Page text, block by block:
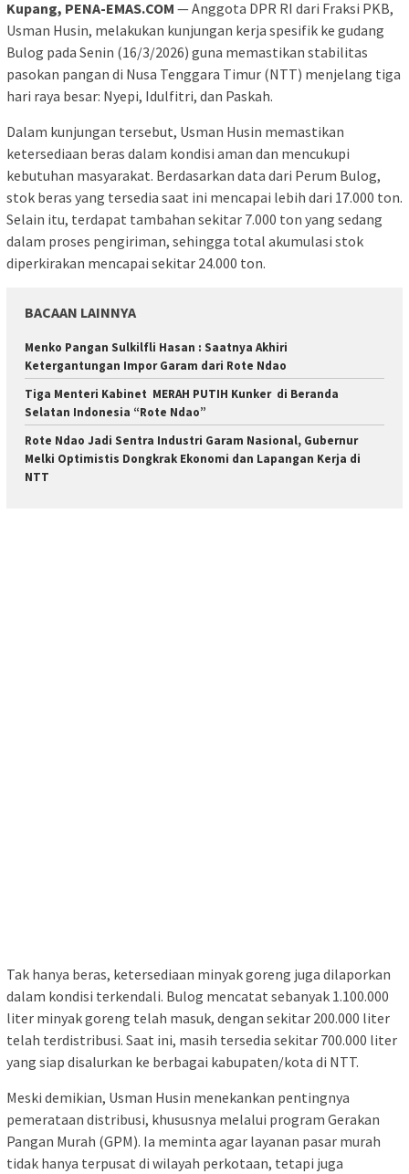
Kupang, PENA-EMAS.COM — Anggota DPR RI dari Fraksi PKB,
Usman Husin, melakukan kunjungan kerja spesifik ke gudang
Bulog pada Senin (16/3/2026) guna memastikan stabilitas
pasokan pangan di Nusa Tenggara Timur (NTT) menjelang tiga
hari raya besar: Nyepi, Idulfitri, dan Paskah.
Dalam kunjungan tersebut, Usman Husin memastikan
ketersediaan beras dalam kondisi aman dan mencukupi
kebutuhan masyarakat. Berdasarkan data dari Perum Bulog,
stok beras yang tersedia saat ini mencapai lebih dari 17.000 ton.
Selain itu, terdapat tambahan sekitar 7.000 ton yang sedang
dalam proses pengiriman, sehingga total akumulasi stok
diperkirakan mencapai sekitar 24.000 ton.
BACAAN LAINNYA
Menko Pangan Sulkilfli Hasan : Saatnya Akhiri
Ketergantungan Impor Garam dari Rote Ndao
Tiga Menteri Kabinet MERAH PUTIH Kunker di Beranda
Selatan Indonesia “Rote Ndao”
Rote Ndao Jadi Sentra Industri Garam Nasional, Gubernur
Melki Optimistis Dongkrak Ekonomi dan Lapangan Kerja di
NTT
Tak hanya beras, ketersediaan minyak goreng juga dilaporkan
dalam kondisi terkendali. Bulog mencatat sebanyak 1.100.000
liter minyak goreng telah masuk, dengan sekitar 200.000 liter
telah terdistribusi. Saat ini, masih tersedia sekitar 700.000 liter
yang siap disalurkan ke berbagai kabupaten/kota di NTT.
Meski demikian, Usman Husin menekankan pentingnya
pemerataan distribusi, khususnya melalui program Gerakan
Pangan Murah (GPM). Ia meminta agar layanan pasar murah
tidak hanya terpusat di wilayah perkotaan, tetapi juga